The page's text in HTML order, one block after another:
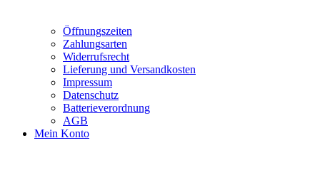
Öffnungszeiten
Zahlungsarten
Widerrufsrecht
Lieferung und Versandkosten
Impressum
Datenschutz
Batterieverordnung
AGB
Mein Konto